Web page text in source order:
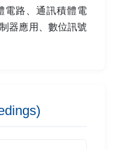
電路、通訊積體電
器應用、數位訊號